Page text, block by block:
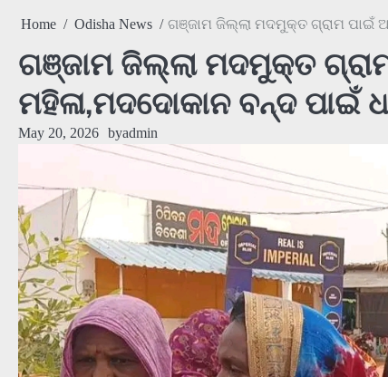
Home Odisha News ଗଞ୍ଜାମ ଜିଲ୍ଲା ମଦମୁକ୍ତ ଗ୍ରାମ ପାଇଁ
ଗଞ୍ଜାମ ଜିଲ୍ଲା ମଦମୁକ୍ତ
ମହିଳା,ମଦଦୋକାନ ବନ୍ଦ ପାଇଁ
May 20, 2026 byadmin